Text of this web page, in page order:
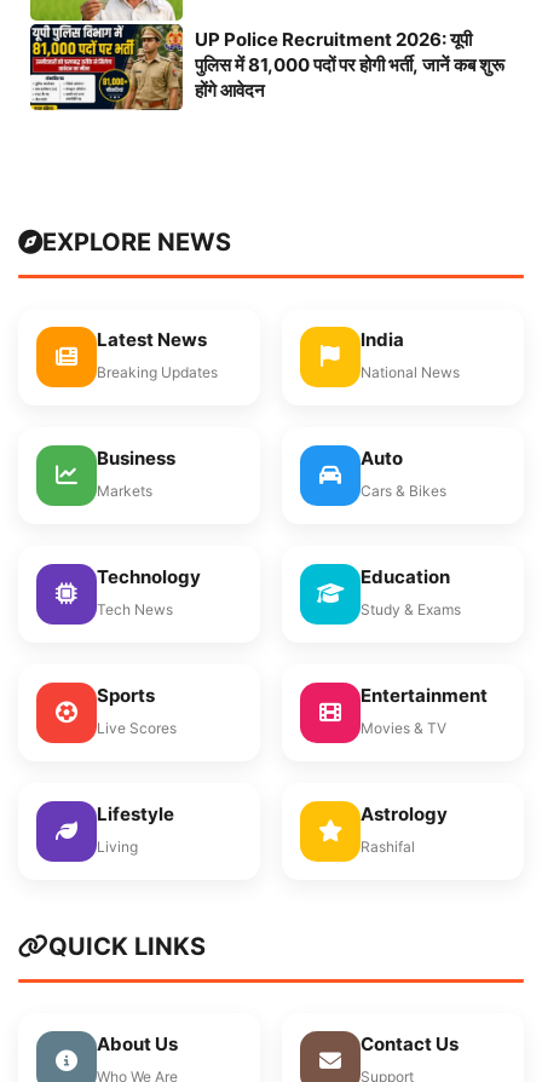
UP Police Recruitment 2026: यूपी
पुलिस में 81,000 पदों पर होगी भर्ती, जानें कब शुरू
होंगे आवेदन
EXPLORE NEWS
Latest News
Breaking Updates
India
National News
Business
Markets
Auto
Cars & Bikes
Technology
Tech News
Education
Study & Exams
Sports
Live Scores
Entertainment
Movies & TV
Lifestyle
Living
Astrology
Rashifal
QUICK LINKS
About Us
Who We Are
Contact Us
Support